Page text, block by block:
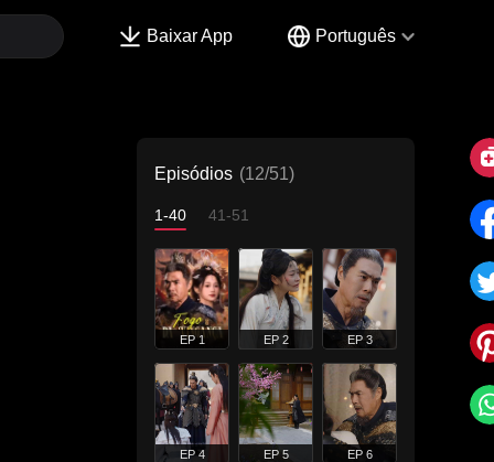
Baixar App Português
Episódios (12/51)
1-40 41-51
EP 1 EP 2 EP 3
EP 4 EP 5 EP 6